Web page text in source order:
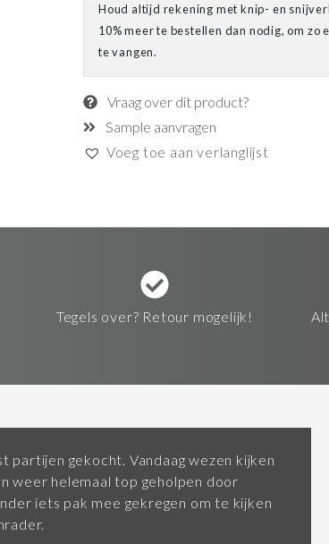
Houd altijd rekening met knip- en
10% meer te bestellen dan nodig, om zo
te vangen.
Vraag over dit product?
Sample aanvragen
Voeg toe aan verlanglijst
Tegels over? Retour mogelijk!
partijen gekocht. Vandaag wezen kijken
weer helemaal top geholpen door
iets pak mee gekregen om te kijken